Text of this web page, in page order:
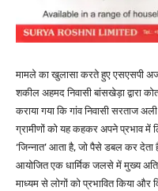
मामले का खुलासा करते हुए एसएसपी
शकील अहमद निवासी बांसखेड़ा द्वारा
कराया गया कि गांव निवासी सरताज
ग्रामीणों को यह कहकर अपने प्रभाव में
‘जिन्नात’ आता है, जो पैसे डबल कर देता
आयोजित एक धार्मिक जलसे में मुख्य
माध्यम से लोगों को प्रभावित किया और